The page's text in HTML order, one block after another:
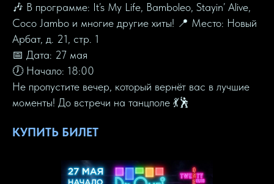
🎶 В программе: It’s My Life, Bamboleo, Stayin’ Alive,
Coco Jambo и многие другие хиты! 📍 Место: Новый
Арбат, д. 21, стр. 1
📅 Дата: 27 мая
🕖 Начало: 18:00
Не пропустите вечер, который вернёт вас в лучшие
моменты! До встречи на танцполе 💃🕺
КУПИТЬ БИЛЕТ